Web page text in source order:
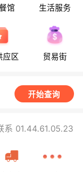
馆 生活服务
应区 贸易街
开始查询
系 01.44.61.05.23